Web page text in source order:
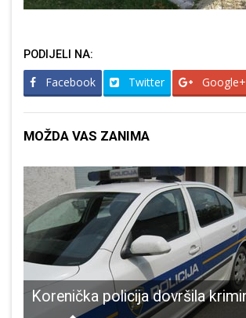
PODIJELI NA:
Facebook Twitter Google+
MOŽDA VAS ZANIMA